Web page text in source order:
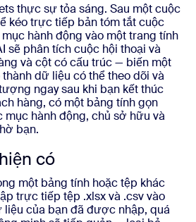
thực sự tỏa sáng. Sau một cuộc
kéo trực tiếp bản tóm tắt cuộc
hành động vào một trang tính
sẽ phân tích cuộc hội thoại và
và cột có cấu trúc — biến một
dữ liệu có thể theo dõi và
ngay sau khi bạn kết thúc
hàng, có một bảng tính gọn
hành động, chủ sở hữu và
bạn.
có
một bảng tính hoặc tệp khác
trực tiếp tệp .xlsx và .csv vào
liệu của bạn đã được nhập, quá